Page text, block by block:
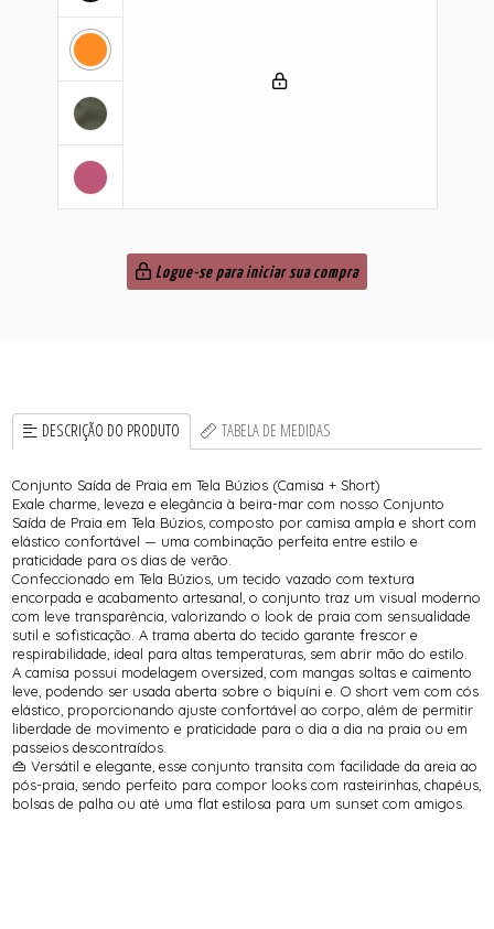
Logue-se para iniciar sua compra
DESCRIÇÃO DO PRODUTO TABELA DE MEDIDAS
Conjunto Saída de Praia em Tela Búzios (Camisa + Short)
Exale charme, leveza e elegância à beira-mar com nosso Conjunto
Saída de Praia em Tela Búzios, composto por camisa ampla e short com
elástico confortável — uma combinação perfeita entre estilo e
praticidade para os dias de verão.
Confeccionado em Tela Búzios, um tecido vazado com textura
encorpada e acabamento artesanal, o conjunto traz um visual moderno
com leve transparência, valorizando o look de praia com sensualidade
sutil e sofisticação. A trama aberta do tecido garante frescor e
respirabilidade, ideal para altas temperaturas, sem abrir mão do estilo.
A camisa possui modelagem oversized, com mangas soltas e caimento
leve, podendo ser usada aberta sobre o biquíni e. O short vem com cós
elástico, proporcionando ajuste confortável ao corpo, além de permitir
liberdade de movimento e praticidade para o dia a dia na praia ou em
passeios descontraídos.
👜 Versátil e elegante, esse conjunto transita com facilidade da areia ao
pós-praia, sendo perfeito para compor looks com rasteirinhas, chapéus,
bolsas de palha ou até uma flat estilosa para um sunset com amigos.